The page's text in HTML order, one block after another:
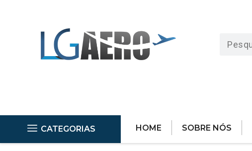
CATEGORIAS HOME SOBRE NÓS